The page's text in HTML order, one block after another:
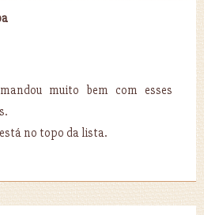
muito bem com esses
no topo da lista.